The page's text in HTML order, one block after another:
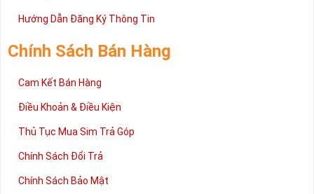
2 đang được rất nhiều khách hàng tin tưởng lựa chọn trên thị
cấp trong bài viết này sẽ giúp bạn hiểu rõ ý nghĩa và các bước đặt
mua sim số tại Sim Tiền Giang nhanh chóng nhất.
Chúc quý khách tìm được chiếc sim Tứ quý 2 như ý!
Hướng Dẫn Đăng Ký Thông Tin
Chính Sách Bán Hàng
Cam Kết Bán Hàng
Điều Khoản & Điều Kiện
Thủ Tục Mua Sim Trả Góp
Chính Sách Đổi Trả
Chính Sách Bảo Mật